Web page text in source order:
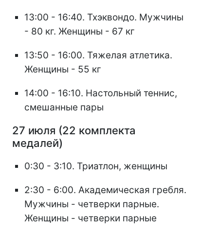
13:00 - 16:40. Тхэквондо. Мужчины
- 80 кг. Женщины - 67 кг
13:50 - 16:00. Тяжелая атлетика.
Женщины - 55 кг
14:00 - 16:10. Настольный теннис,
смешанные пары
27 июля (22 комплекта
медалей)
0:30 - 3:10. Триатлон, женщины
2:30 - 6:00. Академическая гребля.
Мужчины - четверки парные.
Женщины - четверки парные